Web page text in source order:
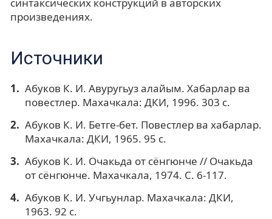
произведениях.
Источники
Абуков К. И. Авуругьуз алайым. Хабарлар ва
повестлер. Махачкала: ДКИ, 1996. 303 с.
Абуков К. И. Бетге-бет. Повестлер ва хабарлар.
Махачкала: ДКИ, 1965. 95 с.
Абуков К. И. Очакьда от сёнгюнче // Очакьда
от сёнгюнче. Махачкала, 1974. С. 6-117.
Абуков К. И. Учгьунлар. Махачкала: ДКИ,
1963. 92 с.